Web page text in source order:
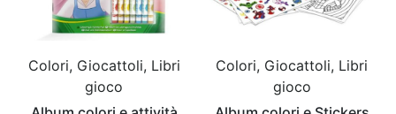
Colori, Giocattoli, Libri
gioco
Colori, Giocattoli, Libri
gioco